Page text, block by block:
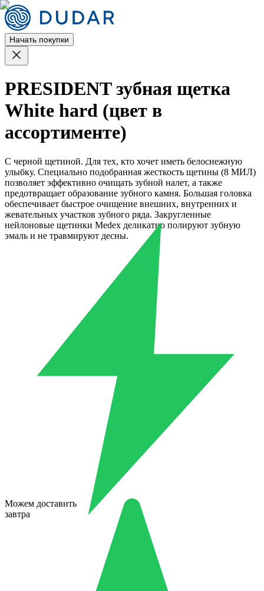
Начать покупки
PRESIDENT зубная щетка
White hard (цвет в
ассортименте)
С черной щетиной. Для тех, кто хочет иметь белоснежную
улыбку. Специально подобранная жесткость щетины (8 МИЛ)
позволяет эффективно очищать зубной налет, а также
предотвращает образование зубного камня. Большая головка
обеспечивает быстрое очищение внешних, внутренних и
жевательных участков зубного ряда. Закругленные
нейлоновые щетинки Medex деликатно полируют зубную
эмаль и не травмируют десны.
Можем доставить
завтра